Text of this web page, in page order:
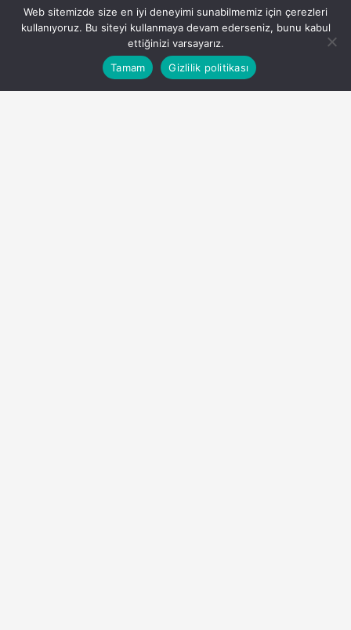
Sağlıklı Dokular Daha Fazla
Bu web sitesinde en iyi deneyimi yaşamanızı sağlamak
için çerezler kullanılmaktadır.
Akış
Web sitemizde size en iyi deneyimi sunabilmemiz için çerezleri
kullanıyoruz. Bu siteyi kullanmaya devam ederseniz, bunu kabul
ettiğinizi varsayarız.
Tamam
Gizlilik politikası